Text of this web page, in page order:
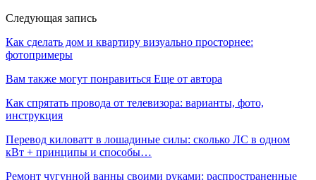
Следующая запись
Как сделать дом и квартиру визуально просторнее:
фотопримеры
Вам также могут понравиться Еще от автора
Как спрятать провода от телевизора: варианты, фото,
инструкция
Перевод киловатт в лошадиные силы: сколько ЛС в одном
кВт + принципы и способы…
Ремонт чугунной ванны своими руками: распространенные